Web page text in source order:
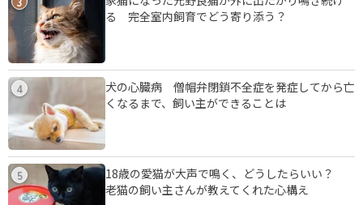
る 完全室内飼育でどう寄り添う？
4
犬の心臓病 僧帽弁閉鎖不全症を発症してから亡
くなるまで、飼い主ができることは
5
18歳の愛猫が大声で鳴く、どうしたらいい？
老猫の飼い主さんが教えてくれた心構え